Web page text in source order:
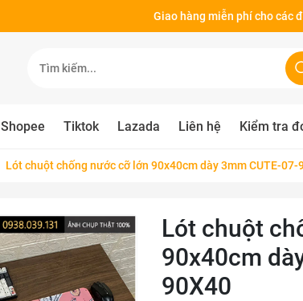
Giao hàng miễn phí cho các
Shopee Tiktok Lazada Liên hệ Kiểm tra
Lót chuột chống nước cỡ lớn 90x40cm dày 3mm CUTE-07-
Lót chuột
90x40cm
90X40